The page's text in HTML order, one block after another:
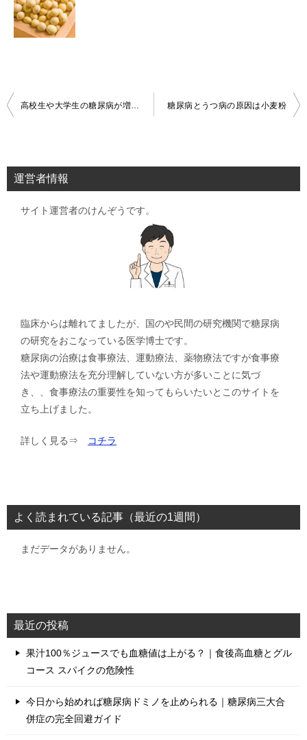
投
ビ
ゲ
高校生や大学生の糖尿病が増えている 糖尿病とうつ病の原因は小麦粉
運営者情報
サイト運営者のけんぞうです。
臨床からは離れてましたが、国のや民間の研究機関で糖尿病
の研究をおこなっている医学博士です。
糖尿病の治療は食事療法、運動療法、薬物療法ですが食事療
法や運動療法を充分理解していない方が多いことに気づ
き、、食事療法の重要性を知ってもらいたいとこのサイトを
立ち上げました。
詳しく見る⇒ コチラ
よく読まれている記事（最近の1週間）
まだデータがありません。
最近の投稿
果汁100％ジュースでも血糖値は上がる？｜食後高血糖とグル
コース スパイクの危険性
今日から始めれば糖尿病ドミノを止められる｜糖尿病三大合
併症の完全回避ガイド